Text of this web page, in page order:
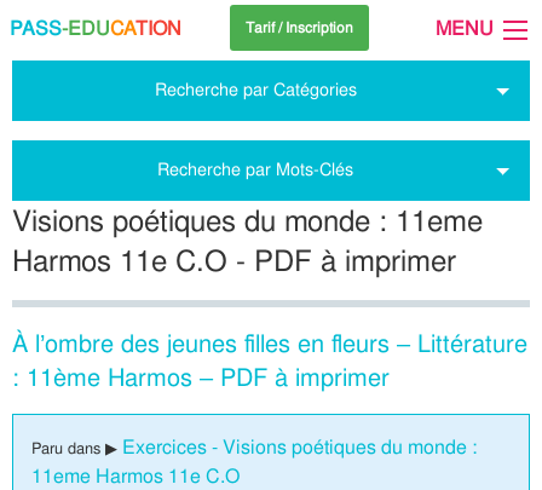
PASS-EDUCATION Tarif / Inscription MENU
Recherche par Catégories
Recherche par Mots-Clés
Visions poétiques du monde : 11eme
Harmos 11e C.O - PDF à imprimer
À l’ombre des jeunes filles en fleurs – Littérature
: 11ème Harmos – PDF à imprimer
Paru dans ▶ Exercices - Visions poétiques du monde :
11eme Harmos 11e C.O